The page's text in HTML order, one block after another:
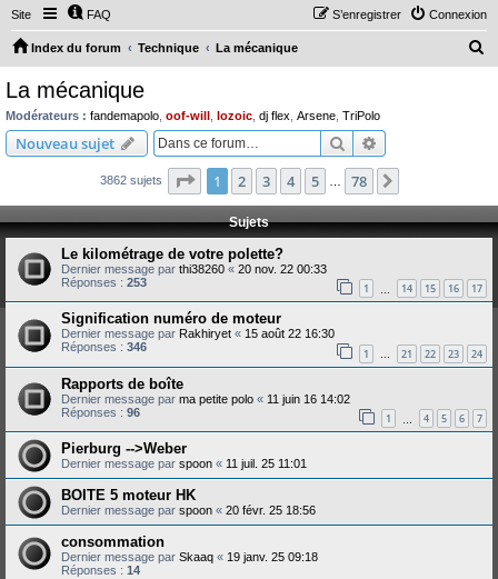
Site FAQ Connexion
S’enregistrer
Index du forum Technique La mécanique
c
h
La mécanique
Modérateurs : fandemapolo oof-will lozoic dj flex Arsene TriPolo
Nouveau sujet Rechercher
3862 sujets Page 1sur78
1 2 3 4 5 78
Sujets
Le kilométrage de votre polette?
Dernier message par thi38260 « 20 nov. 22 00:33
Réponses : 253 1 14 15 16 17
Signification numéro de moteur
Dernier message par Rakhiryet « 15 août 22 16:30
Réponses : 346 1 … 21 22 23 24
Rapports de boîte
Dernier message par ma petite polo « 11 juin 16 14:02
Réponses : 96 1 4 5 6 7
Pierburg -->Weber
Dernier message par spoon « 11 juil. 25 11:01
BOITE 5 moteur HK
Dernier message par spoon « 20 févr. 25 18:56
consommation
Dernier message par Skaaq « 19 janv. 25 09:18
Réponses : 14